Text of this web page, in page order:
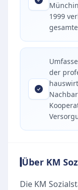
1999
der
Über KM
Die KM